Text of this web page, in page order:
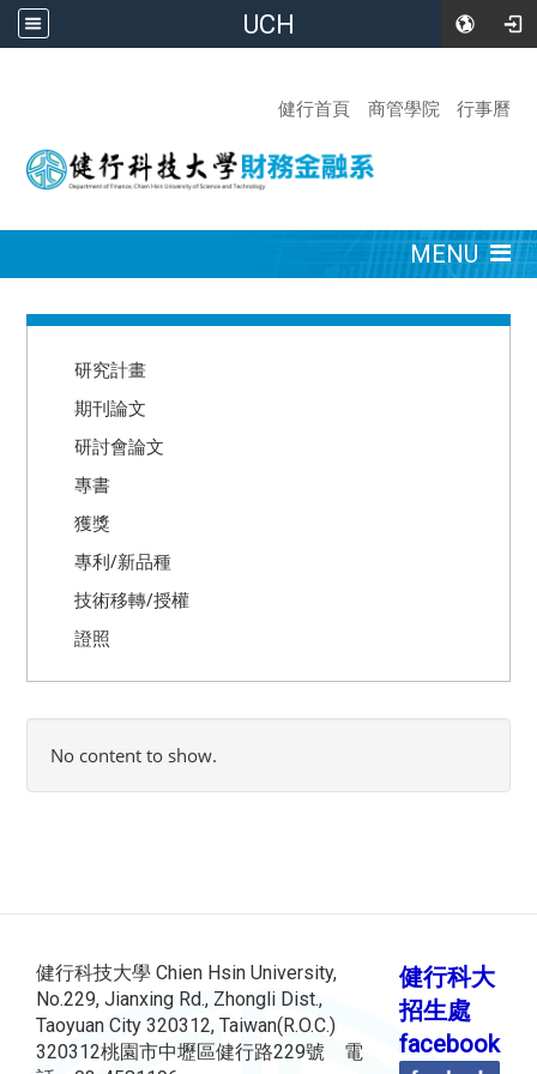
UCH
健行首頁
商管學院 行事曆
MENU
研究計畫
期刊論文
研討會論文
專書
獲獎
專利/新品種
技術移轉/授權
證照
No content to show.
健行科技大學 Chien Hsin University,
No.229, Jianxing Rd., Zhongli Dist.,
Taoyuan City 320312, Taiwan(R.O.C.)
320312桃園市中壢區健行路229號 電
健行科大
招生處
facebook